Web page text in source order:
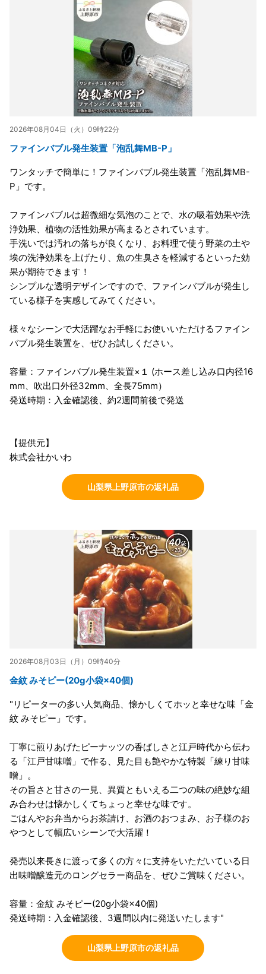
2026年08月04日（火）09時22分
ファインバブル発生装置「泡乱舞MB-P」
ワンタッチで簡単に！ファインバブル発生装置「泡乱舞MB-
P」です。
ファインバブルは超微細な気泡のことで、水の吸着効果や洗
浄効果、植物の活性効果が高まるとされています。
手洗いでは汚れの落ちが良くなり、お料理で使う野菜の土や
埃の洗浄効果を上げたり、魚の生臭さを軽減するといった効
果が期待できます！
シンプルな透明デザインですので、ファインバブルが発生し
ている様子を実感してみてください。
様々なシーンで大活躍なお手軽にお使いいただけるファイン
バブル発生装置を、ぜひお試しください。
容量：ファインバブル発生装置×１ (ホース差し込み口内径16
mm、吹出口外径32mm、全長75mm）
発送時期：入金確認後、約2週間前後で発送
【提供元】
株式会社かいわ
山梨県上野原市の返礼品
2026年08月03日（月）09時40分
金紋 みそピー(20g小袋×40個)
"リピーターの多い人気商品、懐かしくてホッと幸せな味「金
紋 みそピー」です。
丁寧に煎りあげたピーナッツの香ばしさと江戸時代から伝わ
る「江戸甘味噌」で作る、見た目も艶やかな特製「練り甘味
噌」。
その旨さと甘さの一見、異質ともいえる二つの味の絶妙な組
み合わせは懐かしくてちょっと幸せな味です。
ごはんやお弁当からお茶請け、お酒のおつまみ、お子様のお
やつとして幅広いシーンで大活躍！
発売以来長きに渡って多くの方々に支持をいただいている日
出味噌醸造元のロングセラー商品を、ぜひご賞味ください。
容量：金紋 みそピー(20g小袋×40個)
発送時期：入金確認後、3週間以内に発送いたします"
山梨県上野原市の返礼品